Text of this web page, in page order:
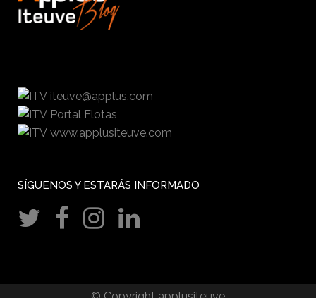
iteuve@applus.com
Portal Flotas
www.applusiteuve.com
SÍGUENOS Y ESTARÁS INFORMADO